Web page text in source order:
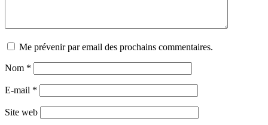
Me prévenir par email des prochains commentaires.
Nom *
E-mail *
Site web